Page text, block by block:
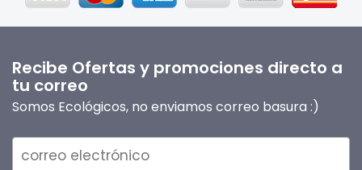
Recibe Ofertas y promociones directo a
tu correo
Somos Ecológicos, no enviamos correo basura :)